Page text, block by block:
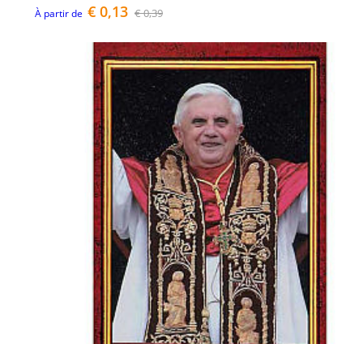
À partir de € 0,13 € 0,39